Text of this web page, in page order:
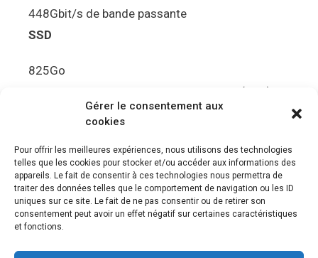
Gérer le consentement aux
cookies
Pour offrir les meilleures expériences, nous utilisons des technologies
telles que les cookies pour stocker et/ou accéder aux informations des
appareils. Le fait de consentir à ces technologies nous permettra de
traiter des données telles que le comportement de navigation ou les ID
uniques sur ce site. Le fait de ne pas consentir ou de retirer son
consentement peut avoir un effet négatif sur certaines caractéristiques
et fonctions.
448Gbit/s de bande passante
SSD
825Go
5.5Gbit/s de bande passante en lecture (Brut)
Disque de jeu PS5
Ultra HD Blu-ray™, jusqu’à 100Go/disque
Sortie vidéo
Compatibilité avec les téléviseurs 4K 120Hz et
8K, VRR (spécification HDMI v. 2.1)